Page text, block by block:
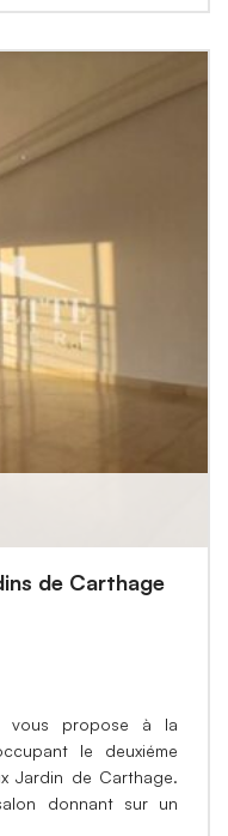
de Carthage
vous propose à la
le deuxiéme
Jardin de Carthage.
donnant sur un